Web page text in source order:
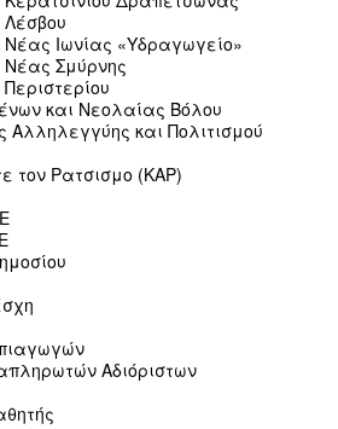
Νέας Ιωνίας «Υδραγωγείο»
Νέας Σμύρνης
και Νεολαίας Βόλου
και Πολιτισμού
τον Ρατσισμο (ΚΑΡ)
Αδιόριστων